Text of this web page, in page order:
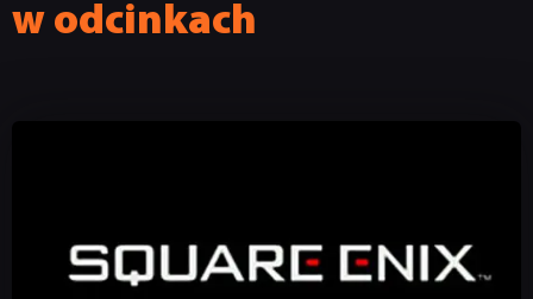
w odcinkach